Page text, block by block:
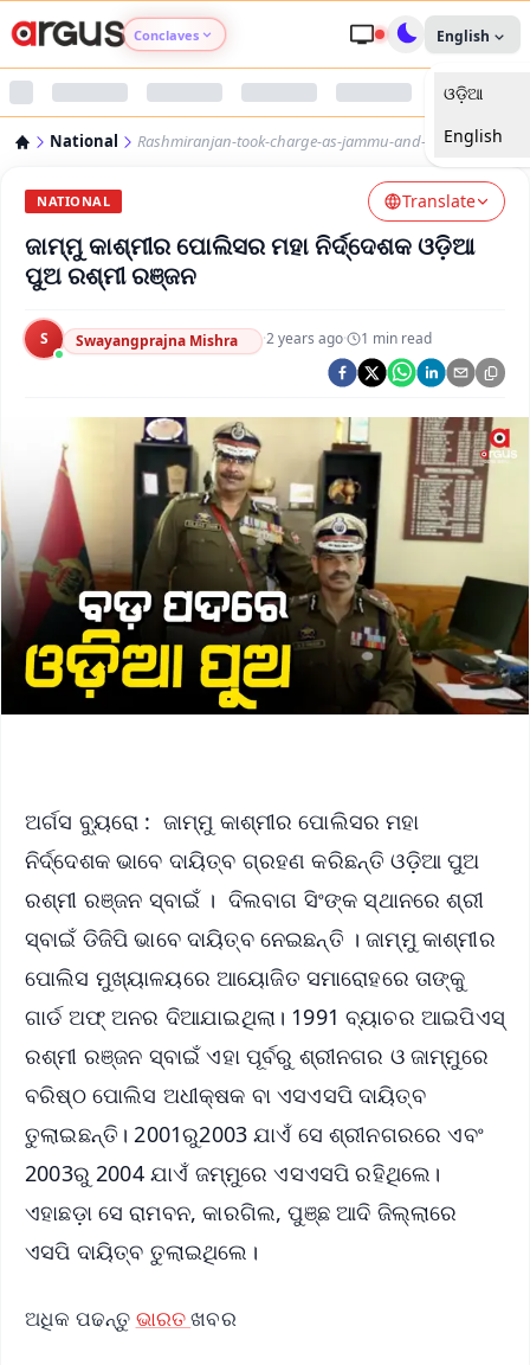
Conclaves
Argus Nari Shakti
Argus Health Connect
Argus Swaad Odisha
English
ଓଡ଼ିଆ
English
National Rashmiranjan-took-charge-as-jammu-and-kashmir-dgp
NATIONAL Translate
ଜାମ୍ମୁ କାଶ୍ମୀର ପୋଲିସର ମହା ନିର୍ଦ୍ଦେଶକ ଓଡ଼ିଆ
ପୁଅ ରଶ୍ମୀ ରଞ୍ଜନ
S Swayangprajna Mishra ·2 years ago· 1 min read
ଅର୍ଗସ ବ୍ୟୁରୋ : ଜାମ୍ମୁ କାଶ୍ମୀର ପୋଲିସର ମହା
ନିର୍ଦ୍ଦେଶକ ଭାବେ ଦାୟିତ୍ବ ଗ୍ରହଣ କରିଛନ୍ତି ଓଡ଼ିଆ ପୁଅ
ରଶ୍ମୀ ରଞ୍ଜନ ସ୍ବାଇଁ । ଦିଲବାଗ ସିଂଙ୍କ ସ୍ଥାନରେ ଶ୍ରୀ
ସ୍ବାଇଁ ଡିଜିପି ଭାବେ ଦାୟିତ୍ବ ନେଇଛନ୍ତି । ଜାମ୍ମୁ କାଶ୍ମୀର
ପୋଲିସ ମୁଖ୍ୟାଳୟରେ ଆୟୋଜିତ ସମାରୋହରେ ତାଙ୍କୁ
ଗାର୍ଡ ଅଫ୍ ଅନର ଦିଆଯାଇଥିଲା। 1991 ବ୍ୟାଚର ଆଇପିଏସ୍
ରଶ୍ମୀ ରଞ୍ଜନ ସ୍ବାଇଁ ଏହା ପୂର୍ବରୁ ଶ୍ରୀନଗର ଓ ଜାମ୍ମୁରେ
ବରିଷ୍ଠ ପୋଲିସ ଅଧୀକ୍ଷକ ବା ଏସଏସପି ଦାୟିତ୍ବ
ତୁଲାଇଛନ୍ତି। 2001ରୁ2003 ଯାଏଁ ସେ ଶ୍ରୀନଗରରେ ଏବଂ
2003ରୁ 2004 ଯାଏଁ ଜମ୍ମୁରେ ଏସଏସପି ରହିଥିଲେ।
ଏହାଛଡ଼ା ସେ ରାମବନ, କାରଗିଲ, ପୁଞ୍ଛ ଆଦି ଜିଲ୍ଲାରେ
ଏସପି ଦାୟିତ୍ବ ତୁଲାଇଥିଲେ।
ଅଧିକ ପଢନ୍ତୁ ଭାରତଖବର